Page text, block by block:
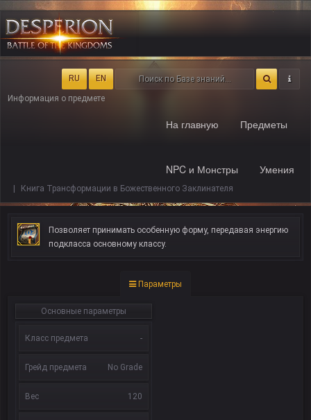
RU EN
На главную Предметы
NPC и Монстры Умения
Информация о предмете
Книга Трансформации в Божественного Заклинателя
Позволяет принимать особенную форму, передавая энергию
подкласса основному классу.
Параметры
Основные параметры
Класс предмета -
Грейд предмета No Grade
Вес 120